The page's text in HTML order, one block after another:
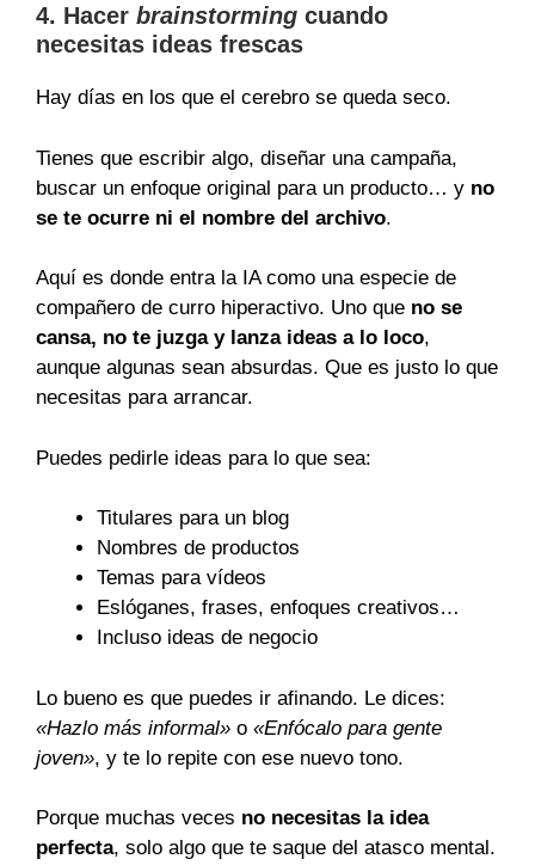
4. Hacer brainstorming cuando
necesitas ideas frescas
Hay días en los que el cerebro se queda seco.
Tienes que escribir algo, diseñar una campaña,
buscar un enfoque original para un producto… y no
se te ocurre ni el nombre del archivo.
Aquí es donde entra la IA como una especie de
compañero de curro hiperactivo. Uno que no se
cansa, no te juzga y lanza ideas a lo loco,
aunque algunas sean absurdas. Que es justo lo que
necesitas para arrancar.
Puedes pedirle ideas para lo que sea:
Titulares para un blog
Nombres de productos
Temas para vídeos
Eslóganes, frases, enfoques creativos…
Incluso ideas de negocio
Lo bueno es que puedes ir afinando. Le dices:
«Hazlo más informal» o «Enfócalo para gente
joven», y te lo repite con ese nuevo tono.
Porque muchas veces no necesitas la idea
perfecta, solo algo que te saque del atasco mental.